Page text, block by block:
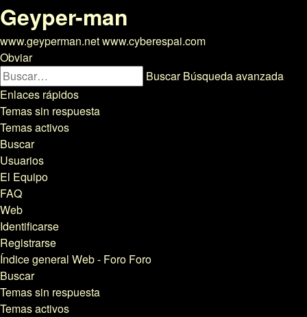
Geyper-man
www.geyperman.net www.cyberespai.com
Obviar
Buscar Búsqueda avanzada
Enlaces rápidos
Temas sin respuesta
Temas activos
Buscar
Usuarios
El Equipo
FAQ
Web
Identificarse
Registrarse
Índice general Web - Foro Foro
Buscar
Temas sin respuesta
Temas activos